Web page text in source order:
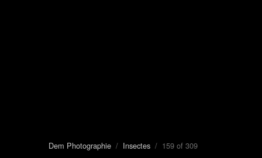
Dem Photographie/ Insectes/ 159 of 309